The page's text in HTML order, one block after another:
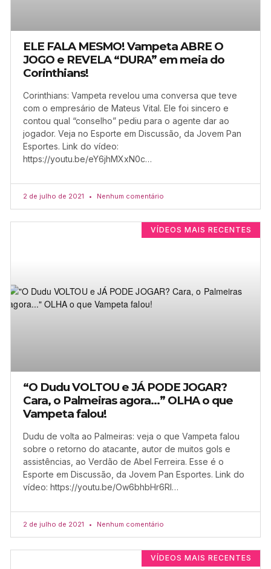
ELE FALA MESMO! Vampeta ABRE O
JOGO e REVELA “DURA” em meia do
Corinthians!
Corinthians: Vampeta revelou uma conversa que teve
com o empresário de Mateus Vital. Ele foi sincero e
contou qual “conselho” pediu para o agente dar ao
jogador. Veja no Esporte em Discussão, da Jovem Pan
Esportes. Link do vídeo:
https://youtu.be/eY6jhMXxN0c…
2 de julho de 2021 Nenhum comentário
VÍDEOS MAIS RECENTES
“O Dudu VOLTOU e JÁ PODE JOGAR?
Cara, o Palmeiras agora…” OLHA o que
Vampeta falou!
Dudu de volta ao Palmeiras: veja o que Vampeta falou
sobre o retorno do atacante, autor de muitos gols e
assistências, ao Verdão de Abel Ferreira. Esse é o
Esporte em Discussão, da Jovem Pan Esportes. Link do
vídeo: https://youtu.be/Ow6bhbHr6RI…
2 de julho de 2021 Nenhum comentário
VÍDEOS MAIS RECENTES